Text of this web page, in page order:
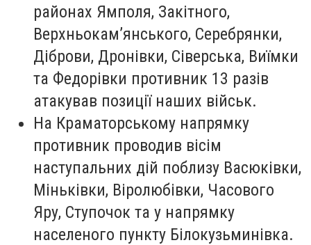
районах Ямполя, Закітного,
Верхньокам’янського, Серебрянки,
Діброви, Дронівки, Сіверська, Виїмки
та Федорівки противник 13 разів
атакував позиції наших військ.
На Краматорському напрямку
противник проводив вісім
наступальних дій поблизу Васюківки,
Міньківки, Віролюбівки, Часового
Яру, Ступочок та у напрямку
населеного пункту Білокузьминівка.